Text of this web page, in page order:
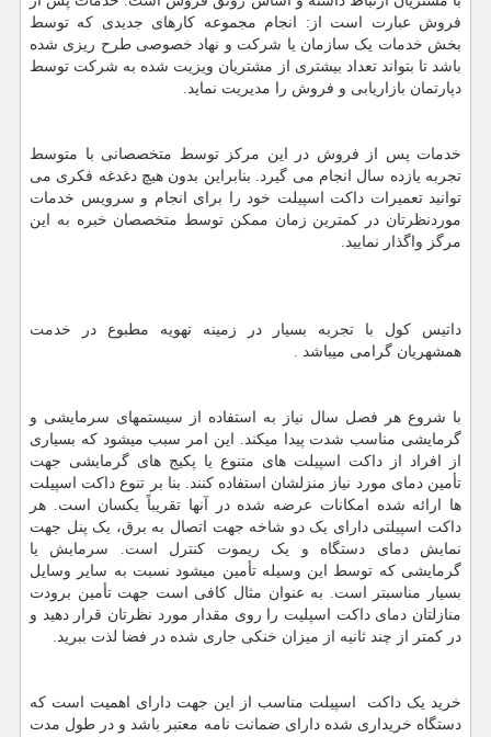
فروش عبارت است از: انجام مجموعه کارهای جدیدی که توسط
بخش خدمات یک سازمان یا شرکت و نهاد خصوصی طرح ریزی شده
باشد تا بتواند تعداد بیشتری از مشتریان ویزیت شده به شرکت توسط
دپارتمان بازاریابی و فروش را مدیریت نماید.
خدمات پس از فروش در این مرکز توسط متخصصانی با متوسط
تجربه یازده سال انجام می گیرد. بنابراین بدون هیچ دغدغه فکری می
توانید تعمیرات داکت اسپیلت خود را برای انجام و سرویس خدمات
موردنظرتان در کمترین زمان ممکن توسط متخصصان خبره به این
مرگز واگذار نمایید.
داتیس کول با تجربه بسیار در زمینه تهویه مطبوع در خدمت
همشهریان گرامی میباشد .
با شروع هر فصل سال نیاز به استفاده از سیستمهای سرمایشی و
گرمایشی مناسب شدت پیدا میکند. این امر سبب میشود که بسیاری
از افراد از داکت اسپیلت های متنوع یا پکیج های گرمایشی جهت
تأمین دمای مورد نیاز منزلشان استفاده کنند. بنا بر تنوع داکت اسپیلت
ها ارائه شده امکانات عرضه شده در آنها تقریباً یکسان است. هر
داکت اسپیلتی دارای یک دو شاخه جهت اتصال به برق، یک پنل جهت
نمایش دمای دستگاه و یک ریموت کنترل است. سرمایش یا
گرمایشی که توسط این وسیله تأمین میشود نسبت به سایر وسایل
بسیار مناسبتر است. به عنوان مثال کافی است جهت تأمین برودت
منازلتان دمای داکت اسپلیت را روی مقدار مورد نظرتان قرار دهید و
در کمتر از چند ثانیه از میزان خنکی جاری شده در فضا لذت ببرید.
خرید یک داکت اسپیلت مناسب از این جهت دارای اهمیت است که
دستگاه خریداری شده دارای ضمانت نامه معتبر باشد و در طول مدت